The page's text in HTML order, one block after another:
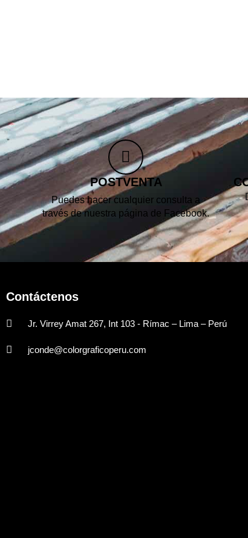
POSTVENTA
Puedes hacer cualquier consulta a
través de nuestra página de Facebook.
Contáctenos
Jr. Virrey Amat 267, Int 103 - Rímac – Lima – Perú
jconde@colorgraficoperu.com